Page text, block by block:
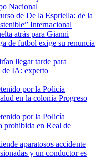
Nacional
de De la Espriella: de la
Internacional
atrás para Gianni
de futbol exige su renuncia
llegar tarde para
de IA: experto
por la Policía
en la colonia Progreso
por la Policía
prohibida en Real de
aparatosos accidente
y un conductor es